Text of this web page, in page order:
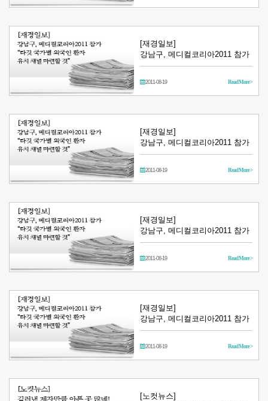
[재경일보]
강남구, 메디컬코리아2011 참가
2011-08-19 Read More >
[재경일보]
강남구, 메디컬코리아2011 참가
2011-08-19 Read More >
[재경일보]
강남구, 메디컬코리아2011 참가
2011-08-19 Read More >
[재경일보]
강남구, 메디컬코리아2011 참가
2011-08-19 Read More >
[노컷뉴스]